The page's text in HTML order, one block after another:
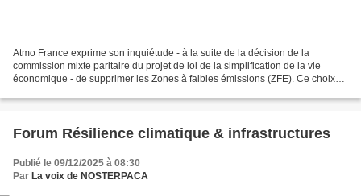
Atmo France exprime son inquiétude - à la suite de la décision de la
commission mixte paritaire du projet de loi de la simplification de la vie
économique - de supprimer les Zones à faibles émissions (ZFE). Ce choix
Forum Résilience climatique & infrastructures
Publié le 09/12/2025 à 08:30
Par La voix de NOSTERPACA